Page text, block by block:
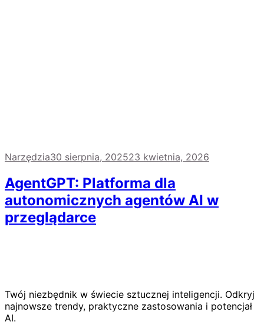
Narzędzia30 sierpnia, 202523 kwietnia, 2026
AgentGPT: Platforma dla
autonomicznych agentów AI w
przeglądarce
Twój niezbędnik w świecie sztucznej inteligencji. Odkryj
najnowsze trendy, praktyczne zastosowania i potencjał
AI.